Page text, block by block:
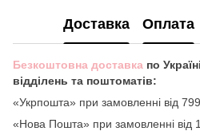
Доставка Оплата
Безкоштовна доставка по
відділень та поштоматів:
«Укрпошта» при замовленні від
«Нова Пошта» при замовленні від